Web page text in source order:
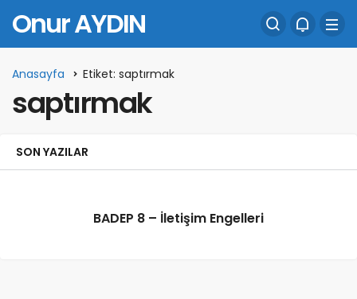
Onur AYDIN
Anasayfa Etiket: saptırmak
saptırmak
SON YAZILAR
BADEP 8 – İletişim Engelleri